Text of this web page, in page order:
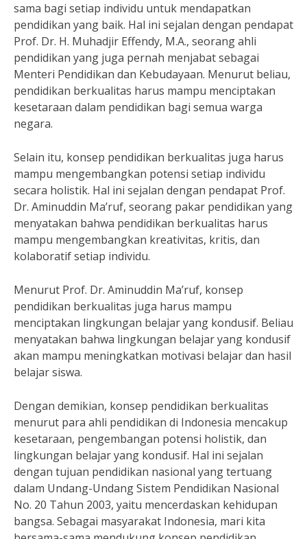
sama bagi setiap individu untuk mendapatkan
pendidikan yang baik. Hal ini sejalan dengan pendapat
Prof. Dr. H. Muhadjir Effendy, M.A., seorang ahli
pendidikan yang juga pernah menjabat sebagai
Menteri Pendidikan dan Kebudayaan. Menurut beliau,
pendidikan berkualitas harus mampu menciptakan
kesetaraan dalam pendidikan bagi semua warga
negara.
Selain itu, konsep pendidikan berkualitas juga harus
mampu mengembangkan potensi setiap individu
secara holistik. Hal ini sejalan dengan pendapat Prof.
Dr. Aminuddin Ma’ruf, seorang pakar pendidikan yang
menyatakan bahwa pendidikan berkualitas harus
mampu mengembangkan kreativitas, kritis, dan
kolaboratif setiap individu.
Menurut Prof. Dr. Aminuddin Ma’ruf, konsep
pendidikan berkualitas juga harus mampu
menciptakan lingkungan belajar yang kondusif. Beliau
menyatakan bahwa lingkungan belajar yang kondusif
akan mampu meningkatkan motivasi belajar dan hasil
belajar siswa.
Dengan demikian, konsep pendidikan berkualitas
menurut para ahli pendidikan di Indonesia mencakup
kesetaraan, pengembangan potensi holistik, dan
lingkungan belajar yang kondusif. Hal ini sejalan
dengan tujuan pendidikan nasional yang tertuang
dalam Undang-Undang Sistem Pendidikan Nasional
No. 20 Tahun 2003, yaitu mencerdaskan kehidupan
bangsa. Sebagai masyarakat Indonesia, mari kita